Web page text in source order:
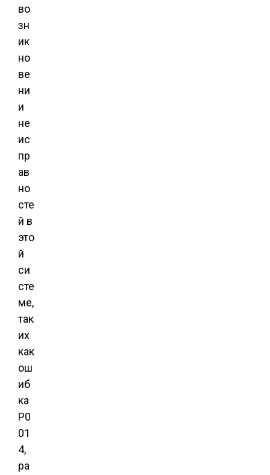
во
зн
ик
но
ве
ни
и
не
ис
пр
ав
но
сте
й в
это
й
си
сте
ме,
так
их
как
ош
иб
ка
P0
01
4,
ра